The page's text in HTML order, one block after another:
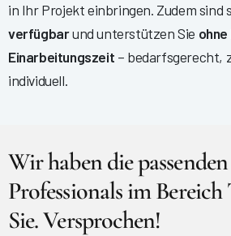
in Ihr Projekt einbringen. Zudem sind
verfügbarund unterstützen Sie
Einarbeitungszeit – bedarfsgerecht,
individuell.
Wir haben die
Professionals im
Sie. Versprochen!